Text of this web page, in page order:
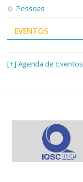
Pessoas
EVENTOS
[+] Agenda de Eventos